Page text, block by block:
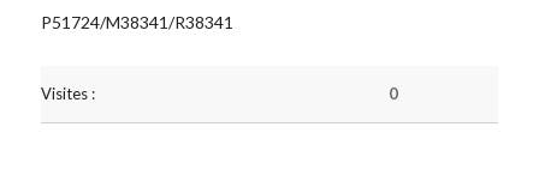
P51724/M38341/R38341
Visites : 0